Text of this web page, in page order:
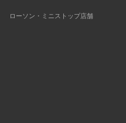
ローソン・ミニストップ店舗